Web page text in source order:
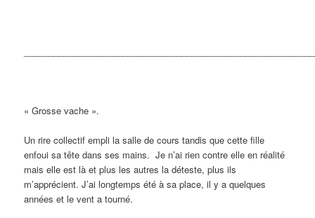
« Grosse vache ».
Un rire collectif empli la salle de cours tandis que cette fille
enfoui sa tête dans ses mains. Je n’ai rien contre elle en réalité
mais elle est là et plus les autres la déteste, plus ils
m’apprécient. J’ai longtemps été à sa place, il y a quelques
années et le vent a tourné.